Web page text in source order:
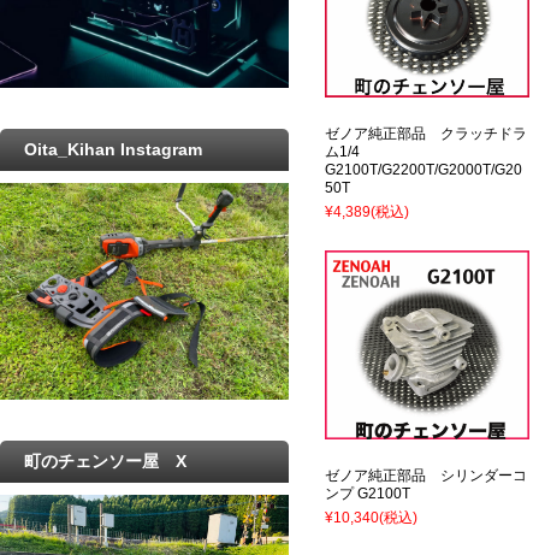
ゼノア純正部品 クラッチドラ
ム1/4
G2100T/G2200T/G2000T/G20
50T
¥4,389(税込)
ゼノア純正部品 シリンダーコ
ンプ G2100T
¥10,340(税込)
Oita_Kihan Instagram
町のチェンソー屋 X